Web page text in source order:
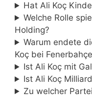
Hat Ali Koç
Welche Rolle
Holding?
Warum endete
Koç bei
Ist Ali Koç mit
Ist Ali Koç
Zu welcher